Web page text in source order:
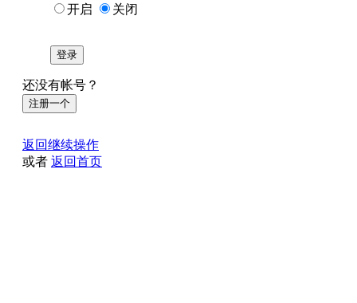
开启
关闭
登录
还没有帐号？
注册一个
返回继续操作
或者 返回首页